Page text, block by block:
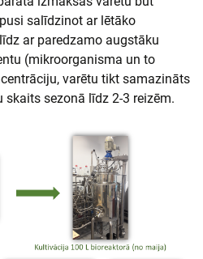
salīdzinot ar lētāko
ar paredzamo augstāku
(mikroorganisma un to
varētu tikt samazināts
sezonā līdz 2-3 reizēm.